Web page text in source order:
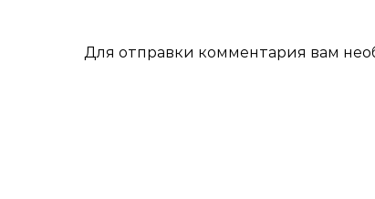
Для отправки комментария вам